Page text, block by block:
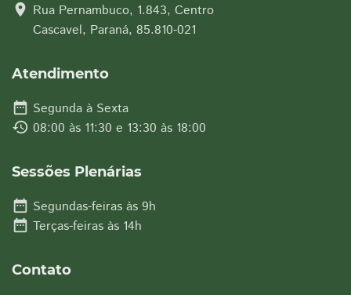
location_on Rua Pernambuco, 1.843, Centro
Cascavel, Paraná, 85.810-021
Atendimento
date_range Segunda à Sexta
history 08:00 às 11:30 e 13:30 às 18:00
Sessões Plenárias
date_range Segundas-feiras às 9h
date_range Terças-feiras às 14h
Contato